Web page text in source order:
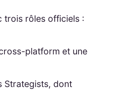
trois rôles officiels :
platform et une
Strategists, dont